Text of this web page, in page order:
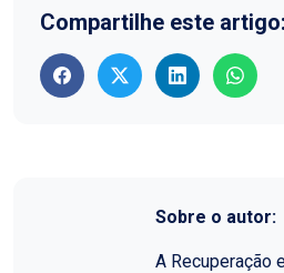
Compartilhe este artigo:
Sobre o autor:
A Recuperação